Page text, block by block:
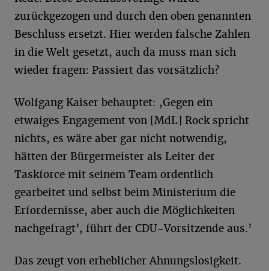
zurückgezogen und durch den oben genannten
Beschluss ersetzt. Hier werden falsche Zahlen
in die Welt gesetzt, auch da muss man sich
wieder fragen: Passiert das vorsätzlich?
Wolfgang Kaiser behauptet: ,Gegen ein
etwaiges Engagement von [MdL] Rock spricht
nichts, es wäre aber gar nicht notwendig,
hätten der Bürgermeister als Leiter der
Taskforce mit seinem Team ordentlich
gearbeitet und selbst beim Ministerium die
Erfordernisse, aber auch die Möglichkeiten
nachgefragt’, führt der CDU-Vorsitzende aus.’
Das zeugt von erheblicher Ahnungslosigkeit.